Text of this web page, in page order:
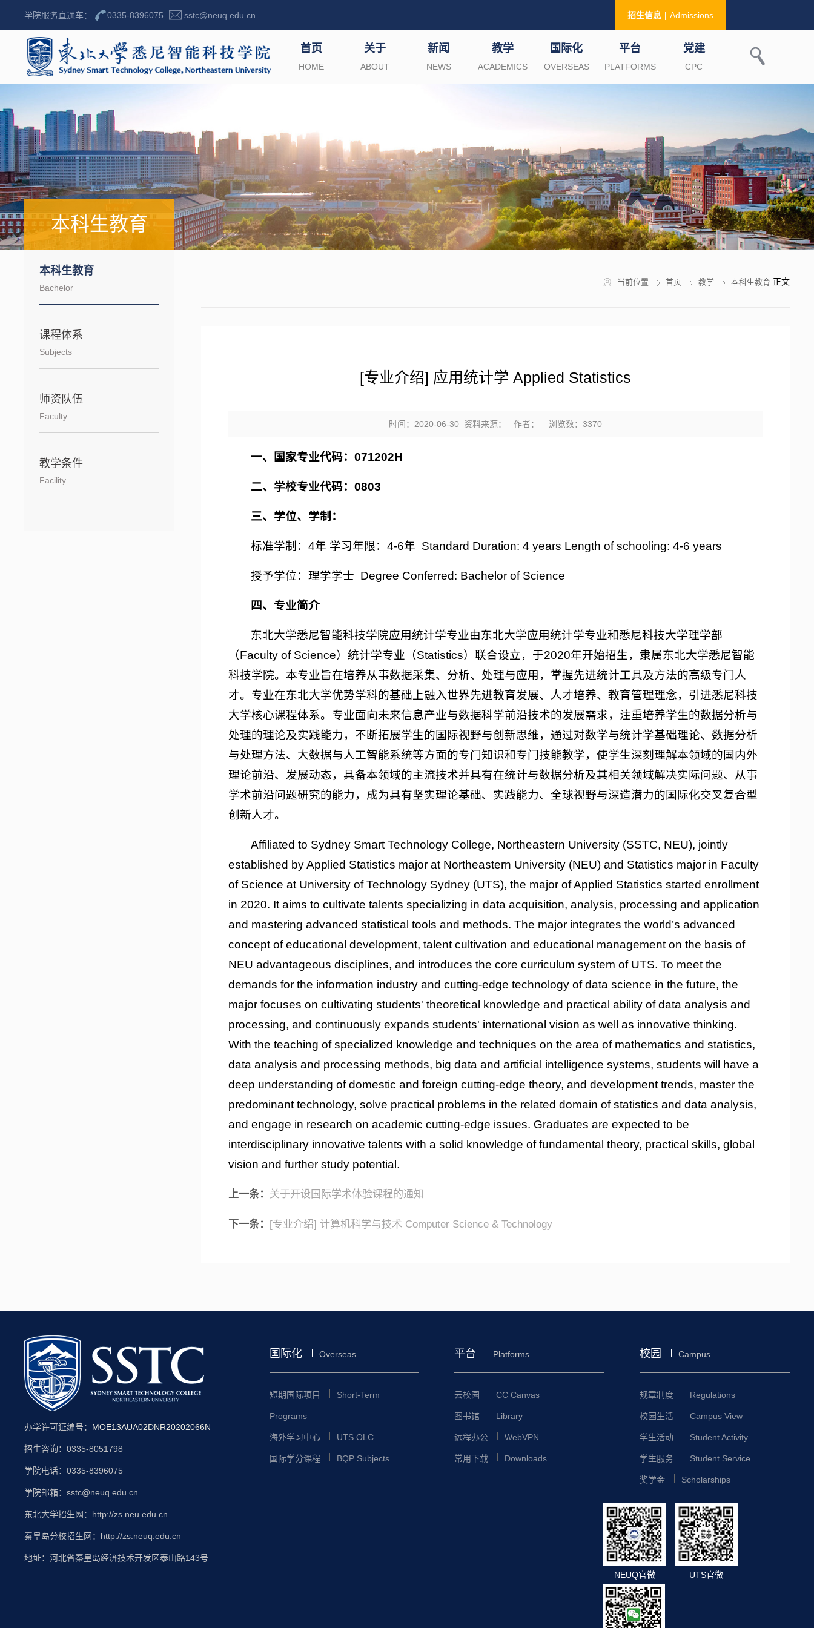
学院服务直通车： 0335-8396075 sstc@neuq.edu.cn 招生信息 | Admissions
首页
HOME
关于
ABOUT
新闻
NEWS
教学
ACADEMICS
国际化
OVERSEAS
平台
PLATFORMS
党建
CPC
本科生教育
本科生教育
Bachelor
课程体系
Subjects
师资队伍
Faculty
教学条件
Facility
当前位置 首页 教学 本科生教育正文
[专业介绍] 应用统计学 Applied Statistics
时间：2020-06-30 资料来源： 作者： 浏览数： 3370
一、国家专业代码：071202H
二、学校专业代码：0803
三、学位、学制：
标准学制：4年 学习年限：4-6年 Standard Duration: 4 years Length of schooling: 4-6 years
授予学位：理学学士 Degree Conferred: Bachelor of Science
四、专业简介
东北大学悉尼智能科技学院应用统计学专业由东北大学应用统计学专业和悉尼科技大学理学部
（Faculty of Science）统计学专业（Statistics）联合设立，于2020年开始招生，隶属东北大学悉尼智能
科技学院。本专业旨在培养从事数据采集、分析、处理与应用，掌握先进统计工具及方法的高级专门人
才。专业在东北大学优势学科的基础上融入世界先进教育发展、人才培养、教育管理理念，引进悉尼科技
大学核心课程体系。专业面向未来信息产业与数据科学前沿技术的发展需求，注重培养学生的数据分析与
处理的理论及实践能力，不断拓展学生的国际视野与创新思维，通过对数学与统计学基础理论、数据分析
与处理方法、大数据与人工智能系统等方面的专门知识和专门技能教学，使学生深刻理解本领域的国内外
理论前沿、发展动态，具备本领域的主流技术并具有在统计与数据分析及其相关领域解决实际问题、从事
学术前沿问题研究的能力，成为具有坚实理论基础、实践能力、全球视野与深造潜力的国际化交叉复合型
创新人才。
Affiliated to Sydney Smart Technology College, Northeastern University (SSTC, NEU), jointly
established by Applied Statistics major at Northeastern University (NEU) and Statistics major in Faculty
of Science at University of Technology Sydney (UTS), the major of Applied Statistics started enrollment
in 2020. It aims to cultivate talents specializing in data acquisition, analysis, processing and application
and mastering advanced statistical tools and methods. The major integrates the world’s advanced
concept of educational development, talent cultivation and educational management on the basis of
NEU advantageous disciplines, and introduces the core curriculum system of UTS. To meet the
demands for the information industry and cutting-edge technology of data science in the future, the
major focuses on cultivating students' theoretical knowledge and practical ability of data analysis and
processing, and continuously expands students' international vision as well as innovative thinking.
With the teaching of specialized knowledge and techniques on the area of mathematics and statistics,
data analysis and processing methods, big data and artificial intelligence systems, students will have a
deep understanding of domestic and foreign cutting-edge theory, and development trends, master the
predominant technology, solve practical problems in the related domain of statistics and data analysis,
and engage in research on academic cutting-edge issues. Graduates are expected to be
interdisciplinary innovative talents with a solid knowledge of fundamental theory, practical skills, global
vision and further study potential.
上一条： 关于开设国际学术体验课程的通知
下一条： [专业介绍] 计算机科学与技术 Computer Science & Technology
办学许可证编号： MOE13AUA02DNR20202066N
招生咨询：0335-8051798
学院电话：0335-8396075
学院邮箱：sstc@neuq.edu.cn
东北大学招生网：http://zs.neu.edu.cn
秦皇岛分校招生网：http://zs.neuq.edu.cn
地址：河北省秦皇岛经济技术开发区泰山路143号
国际化 Overseas
短期国际项目 Short-Term
Programs
海外学习中心 UTS OLC
国际学分课程 BQP Subjects
平台 Platforms
云校园 CC Canvas
图书馆 Library
远程办公 WebVPN
常用下载 Downloads
校园 Campus
规章制度 Regulations
校园生活 Campus View
学生活动 Student Activity
学生服务 Student Service
奖学金 Scholarships
NEUQ官微 UTS官微